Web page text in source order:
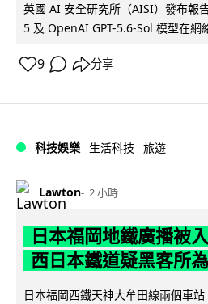
英國 AI 安全研究所（AISI）發布
5 及 OpenAI GPT-5.6-Sol 模型在網
9 分享
科技娛樂 生活科技 旅遊
Lawton 2 小時
日本福岡地鐵廣播被
西日本鐵道疑黑客所為
日本福岡西鐵天神大牟田線兩個車